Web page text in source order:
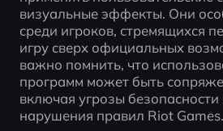
визуальные эффекты. Они
среди игроков, стремящихся
игру сверх официальных
важно помнить, что
программ может быть
включая угрозы
нарушения правил Riot Games.